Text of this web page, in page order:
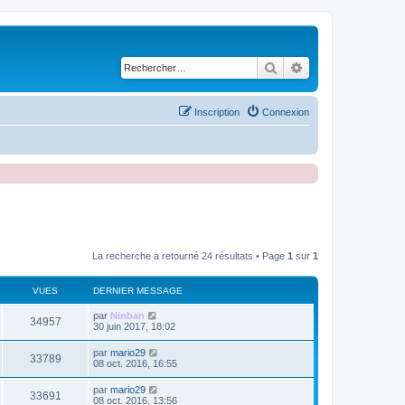
Rechercher
Connexion
Inscription
La recherche a retourné 24 résultats • Page 1 sur 1
VUES DERNIER MESSAGE
34957V
u
D
e
i
e
r
m
e
par Ninban
30 juin 2017, 18:02
33789V
u
D
e
i
par mario29
08 oct. 2016, 16:55
33691
D
e
par mario29
08 oct. 2016, 13:56